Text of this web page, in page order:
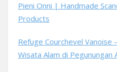
Pieni Onni | Handmade
Products
Refuge Courchevel Vanoise
Wisata Alam di Pegunungan